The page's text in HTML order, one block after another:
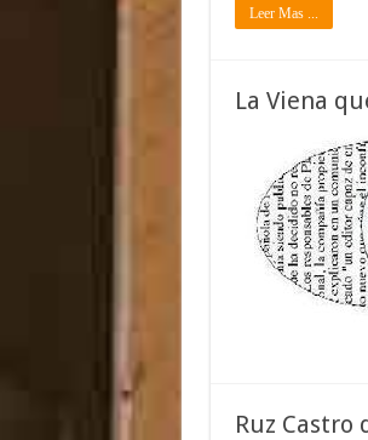
Leer Mas ...
La Viena
Ruz